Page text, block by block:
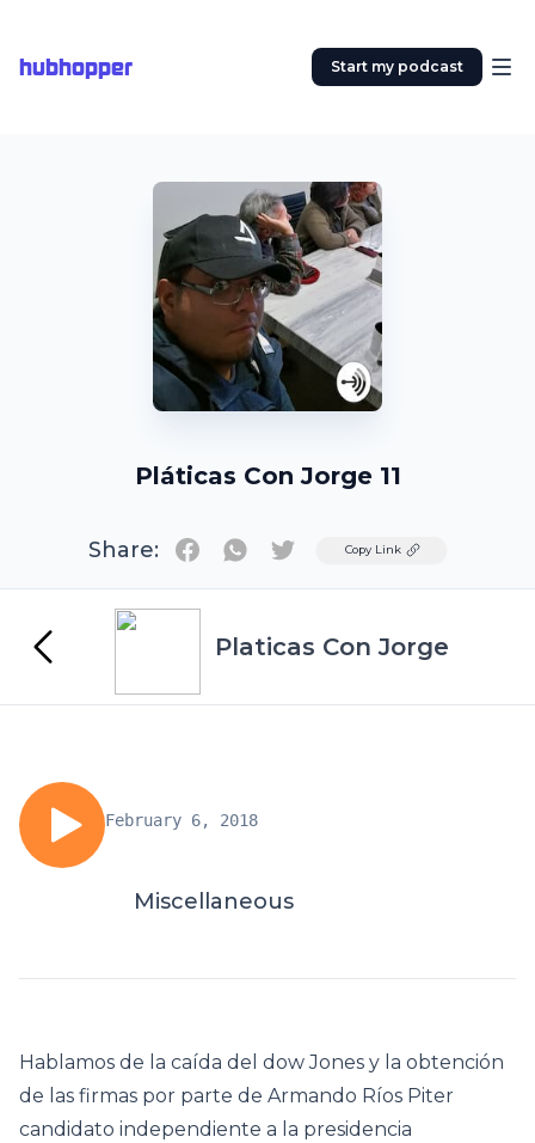
hubhopper Start my podcast
Pláticas Con Jorge 11
Share: TwitterCopy Link
Platicas Con Jorge
February 6, 2018
Miscellaneous
Hablamos de la caída del dow Jones y la obtención
de las firmas por parte de Armando Ríos Piter
candidato independiente a la presidencia